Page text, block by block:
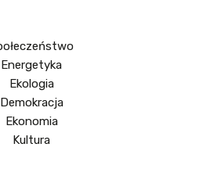
Energetyka
Ekologia
Demokracja
Ekonomia
Kultura